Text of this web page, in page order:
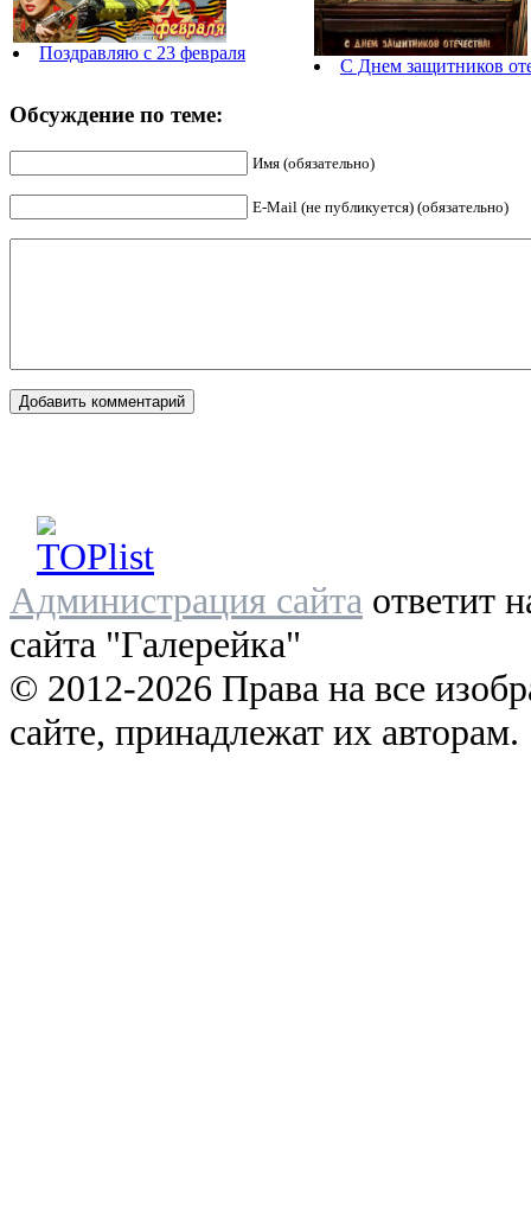
Поздравляю с 23 февраля
С Днем защитников
Обсуждение по теме:
Имя (обязательно)
E-Mail (не публикуется) (обязательно)
Администрация сайта ответит
сайта "Галерейка"
© 2012-2026 Права на все
сайте, принадлежат их авторам.